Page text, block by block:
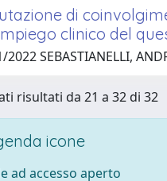
di
clinico del
2022 SEBASTIANELLI,
risultati da 21 a 32 di 32
icone
ad accesso aperto